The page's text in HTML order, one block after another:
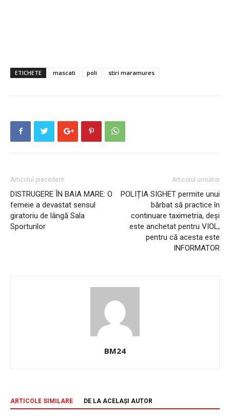
ETICHETE mascati poli stiri maramures
Articolul precedent
DISTRUGERE ÎN BAIA MARE: O
femeie a devastat sensul
giratoriu de lângă Sala
Sporturilor
Articolul următor
POLIȚIA SIGHET permite unui
bărbat să practice în
continuare taximetria, deși
este anchetat pentru VIOL,
pentru că acesta este
INFORMATOR
BM24
ARTICOLE SIMILARE DE LA ACELAȘI AUTOR